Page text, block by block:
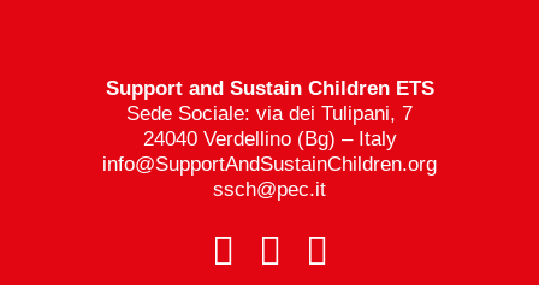
Support and Sustain Children ETS
Sede Sociale: via dei Tulipani, 7
24040 Verdellino (Bg) – Italy
info@SupportAndSustainChildren.org
ssch@pec.it